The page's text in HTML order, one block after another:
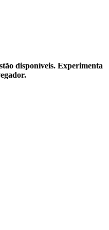
disponíveis. Experimenta